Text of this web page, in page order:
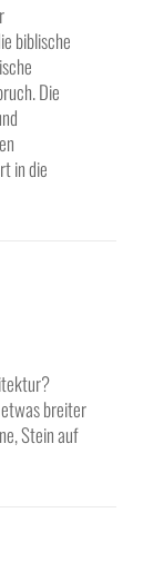
biblische
Die
in die
breiter
Stein auf